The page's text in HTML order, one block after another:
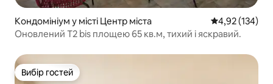
Кондомініум у місті Центр міста Середня
4,92 (134)
Оновлений T2 bis площею 65 кв.м, тихий і яскравий.
Вибір гостей
Вибір гостей